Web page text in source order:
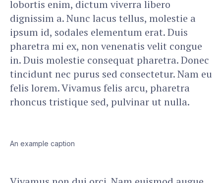
lobortis enim, dictum viverra libero
dignissim a. Nunc lacus tellus, molestie a
ipsum id, sodales elementum erat. Duis
pharetra mi ex, non venenatis velit congue
in. Duis molestie consequat pharetra. Donec
tincidunt nec purus sed consectetur. Nam eu
felis lorem. Vivamus felis arcu, pharetra
rhoncus tristique sed, pulvinar ut nulla.
An example caption